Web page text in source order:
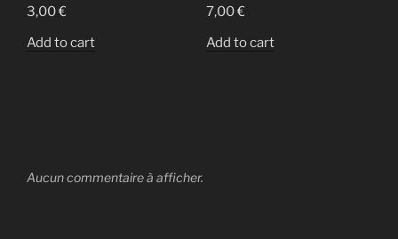
3,00€
Add to cart
7,00€
Add to cart
Aucun commentaire à afficher.